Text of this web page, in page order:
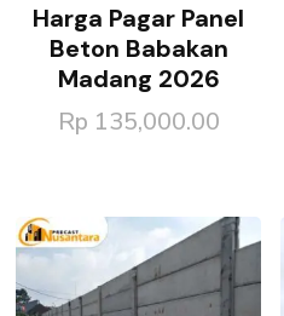
Harga Pagar Panel
Beton Babakan
Madang 2026
Rp 135,000.00